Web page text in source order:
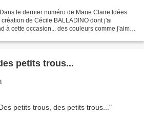
le dernier numéro de Marie Claire Idées
de Cécile BALLADINO dont j'ai
à cette occasion... des couleurs comme j'aime
petits trous...